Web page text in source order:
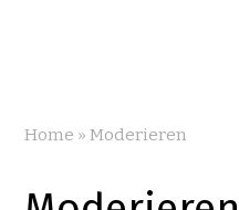
Home » Moderieren